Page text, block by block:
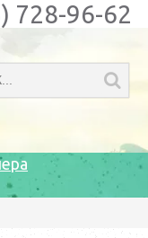
728-96-62